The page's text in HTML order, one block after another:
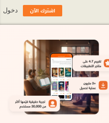
اشترك الآن دخول